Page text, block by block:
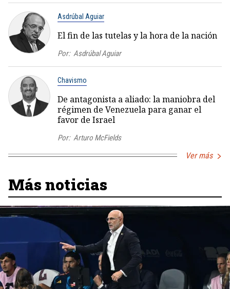
Asdrúbal Aguiar
El fin de las tutelas y la hora de la nación
Por: Asdrúbal Aguiar
Chavismo
De antagonista a aliado: la maniobra del
régimen de Venezuela para ganar el
favor de Israel
Por: Arturo McFields
Ver más
Más noticias